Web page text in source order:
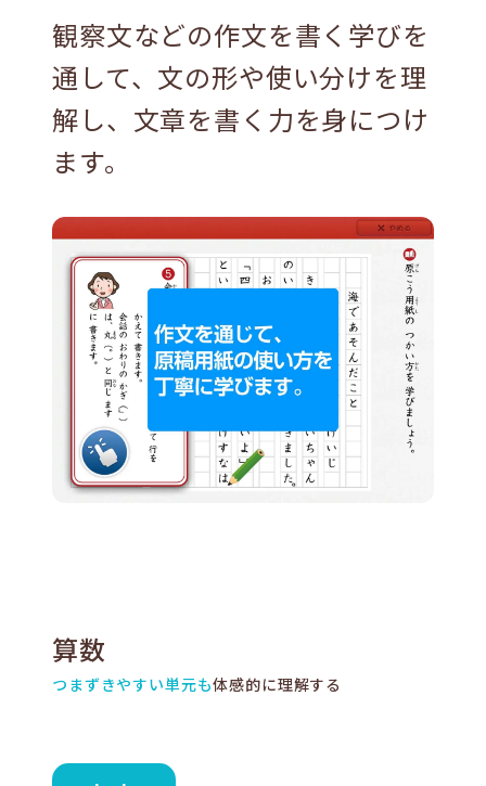
観察文などの作文を書く学びを
通して、文の形や使い分けを理
解し、文章を書く力を身につけ
ます。
算数
つまずきやすい単元も体感的に理解する